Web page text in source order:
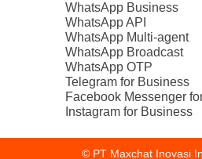
WhatsApp Business
WhatsApp API
WhatsApp Multi-agent
WhatsApp Broadcast
WhatsApp OTP
Telegram for Business
Facebook Messenger
Instagram for Business
© PT Maxchat Inovasi